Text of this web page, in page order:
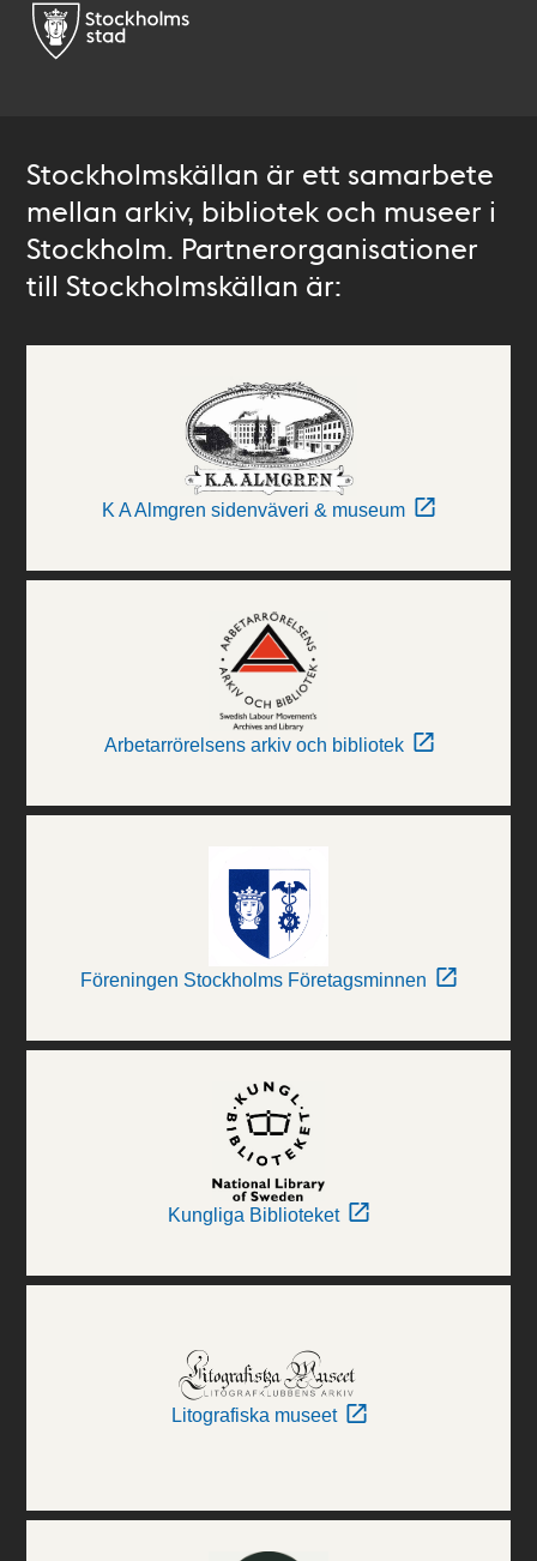
Stockholmskällan är ett samarbete
mellan arkiv, bibliotek och museer i
Stockholm. Partnerorganisationer
till Stockholmskällan är:
K A Almgren sidenväveri & museum
Arbetarrörelsens arkiv och bibliotek
Föreningen Stockholms Företagsminnen
Kungliga Biblioteket
Litografiska museet